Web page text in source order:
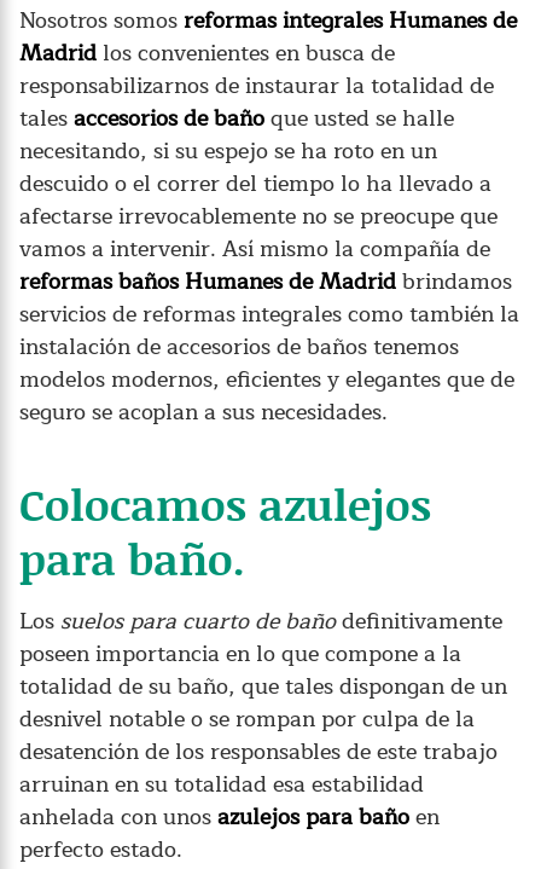
Nosotros somosreformas integrales Humanes de
Madrid los convenientes en busca de
responsabilizarnos de instaurar la totalidad de
talesaccesorios de bañoque usted se halle
necesitando, si su espejo se ha roto en un
descuido o el correr del tiempo lo ha llevado a
afectarse irrevocablemente no se preocupe que
vamos a intervenir. Así mismo la compañía de
reformas baños Humanes de Madridbrindamos
servicios de reformas integrales como también la
instalación de accesorios de baños tenemos
modelos modernos, eficientes y elegantes que de
seguro se acoplan a sus necesidades.
Colocamos azulejos
para baño.
Los suelos para cuarto de bañodefinitivamente
poseen importancia en lo que compone a la
totalidad de su baño, que tales dispongan de un
desnivel notable o se rompan por culpa de la
desatención de los responsables de este trabajo
arruinan en su totalidad esa estabilidad
anhelada con unosazulejos para bañoen
perfecto estado.